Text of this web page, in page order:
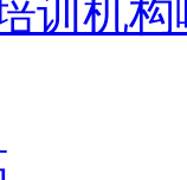
训机